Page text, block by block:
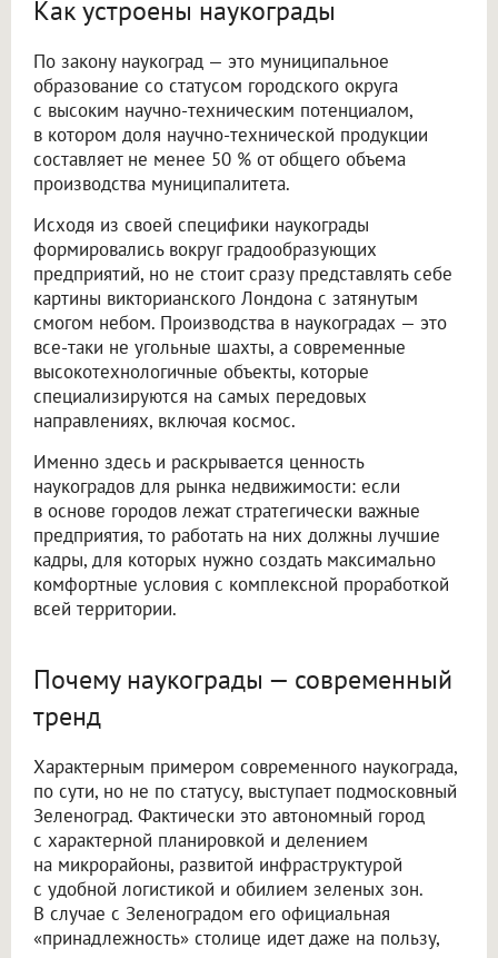
Как устроены наукограды
По закону наукоград — это муниципальное
образование со статусом городского округа
с высоким научно-техническим потенциалом,
в котором доля научно-технической продукции
составляет не менее 50 % от общего объема
производства муниципалитета.
Исходя из своей специфики наукограды
формировались вокруг градообразующих
предприятий, но не стоит сразу представлять себе
картины викторианского Лондона с затянутым
смогом небом. Производства в наукоградах — это
все-таки не угольные шахты, а современные
высокотехнологичные объекты, которые
специализируются на самых передовых
направлениях, включая космос.
Именно здесь и раскрывается ценность
наукоградов для рынка недвижимости: если
в основе городов лежат стратегически важные
предприятия, то работать на них должны лучшие
кадры, для которых нужно создать максимально
комфортные условия с комплексной проработкой
всей территории.
Почему наукограды — современный
тренд
Характерным примером современного наукограда,
по сути, но не по статусу, выступает подмосковный
Зеленоград. Фактически это автономный город
с характерной планировкой и делением
на микрорайоны, развитой инфраструктурой
с удобной логистикой и обилием зеленых зон.
В случае с Зеленоградом его официальная
«принадлежность» столице идет даже на пользу,